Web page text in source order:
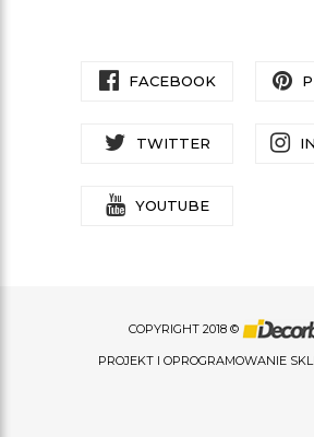
FACEBOOK
TWITTER
YOUTUBE
COPYRIGHT 2018 ©
PROJEKT I OPROGRAMOWANIE